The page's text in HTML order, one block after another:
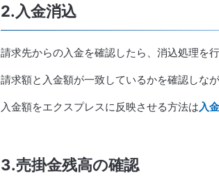
2.入金消込
請求先からの入金を確認したら、消込処理を行
請求額と入金額が一致しているかを確認しな
入金額をエクスプレスに反映させる方法は入
3.売掛金残高の確認